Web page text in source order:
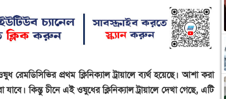
রেমডিসিভির প্রথম ক্লিনিক্যাল ট্রায়ালে ব্যর্থ হয়েছে। আশা করা
কিন্তু চীনে এই ওষুধের ক্লিনিক্যাল ট্রায়ালে দেখা গেছে, এটি